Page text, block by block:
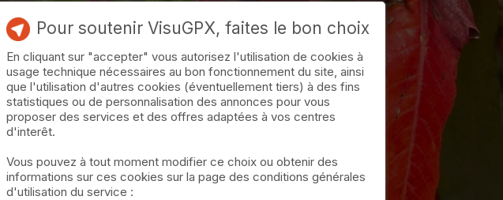
Pour soutenir VisuGPX, faites le bon choix
En cliquant sur "accepter" vous autorisez l'utilisation de cookies à
usage technique nécessaires au bon fonctionnement du site, ainsi
que l'utilisation d'autres cookies (éventuellement tiers) à des fins
statistiques ou de personnalisation des annonces pour vous
proposer des services et des offres adaptées à vos centres
d'interêt.
Vous pouvez à tout moment modifier ce choix ou obtenir des
informations sur ces cookies sur la page des conditions générales
d'utilisation du service :